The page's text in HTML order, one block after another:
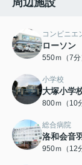
コンビニエ
ローソン
550ｍ（7分
小学校
大塚小学
800ｍ（10
総合病院
洛和会音
950ｍ（12